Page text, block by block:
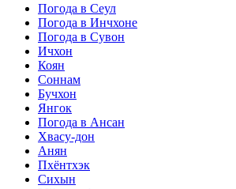
Погода в Сеул
Погода в Инчхоне
Погода в Сувон
Ичхон
Коян
Соннам
Бучхон
Янгок
Погода в Ансан
Хвасу-дон
Анян
Пхёнтхэк
Сихын